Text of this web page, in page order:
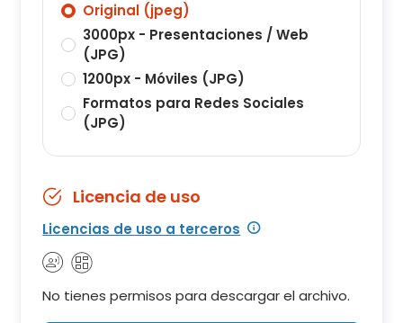
Original (jpeg)
3000px - Presentaciones / Web
(JPG)
1200px - Móviles (JPG)
Formatos para Redes Sociales
(JPG)
Licencia de uso
Licencias de uso a terceros
No tienes permisos para descargar el archivo.